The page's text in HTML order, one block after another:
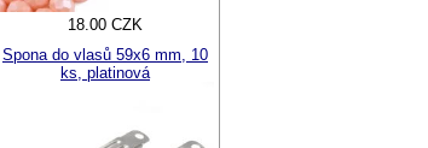
18.00 CZK
Spona do vlasů 59x6 mm, 10
ks, platinová